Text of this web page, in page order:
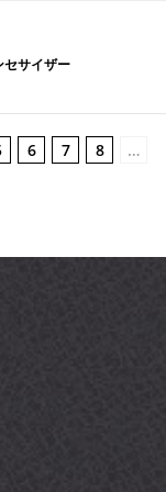
サイザー
6 7 8
…